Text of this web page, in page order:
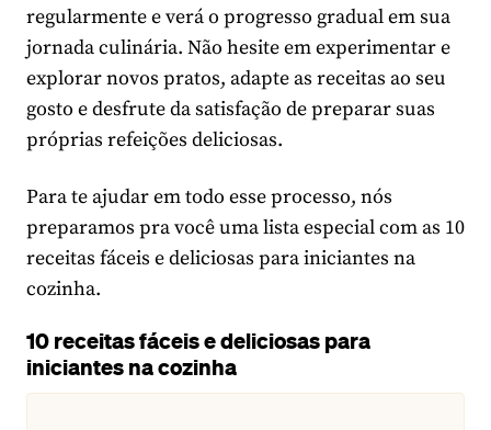
regularmente e verá o progresso gradual em sua
jornada culinária. Não hesite em experimentar e
explorar novos pratos, adapte as receitas ao seu
gosto e desfrute da satisfação de preparar suas
próprias refeições deliciosas.
Para te ajudar em todo esse processo, nós
preparamos pra você uma lista especial com as 10
receitas fáceis e deliciosas para iniciantes na
cozinha.
10 receitas fáceis e deliciosas para
iniciantes na cozinha